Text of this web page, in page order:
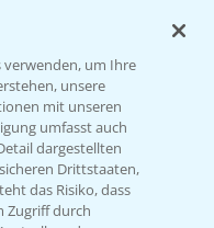
um Ihre
unsere
mit unseren
umfasst auch
dargestellten
Drittstaaten,
das Risiko, dass
Zugriff durch